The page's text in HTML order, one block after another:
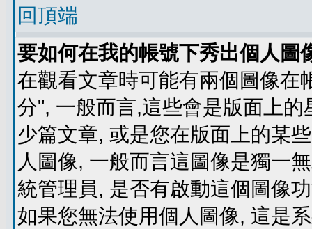
回頂端
要如何在我的帳號下秀出個人圖
在觀看文章時可能有兩個圖像在
分", 一般而言,這些會是版面上
少篇文章, 或是您在版面上的某
人圖像, 一般而言這圖像是獨一
統管理員, 是否有啟動這個圖像
如果您無法使用個人圖像, 這是